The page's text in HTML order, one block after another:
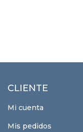
CLIENTE
Mi cuenta
Mis pedidos